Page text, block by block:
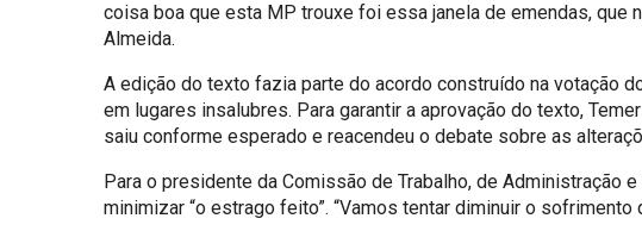
coisa boa que esta MP trouxe foi essa janela de emendas, que
Almeida.
A edição do texto fazia parte do acordo construído na votação
em lugares insalubres. Para garantir a aprovação do texto,
saiu conforme esperado e reacendeu o debate sobre as
Para o presidente da Comissão de Trabalho, de Administração
minimizar “o estrago feito”. “Vamos tentar diminuir o